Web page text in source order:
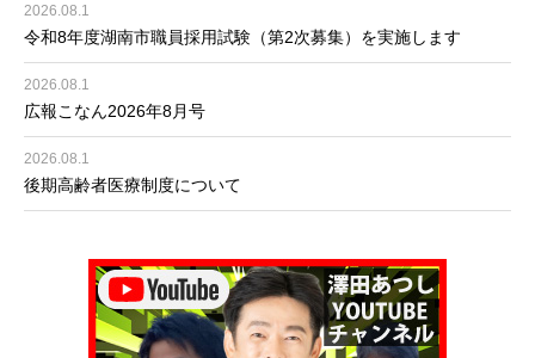
2026.08.1
令和8年度湖南市職員採用試験（第2次募集）を実施します
2026.08.1
広報こなん2026年8月号
2026.08.1
後期高齢者医療制度について